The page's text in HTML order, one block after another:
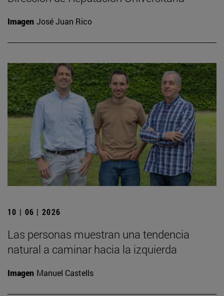
Imagen José Juan Rico
10 | 06 | 2026
Las personas muestran una tendencia
natural a caminar hacia la izquierda
Imagen Manuel Castells